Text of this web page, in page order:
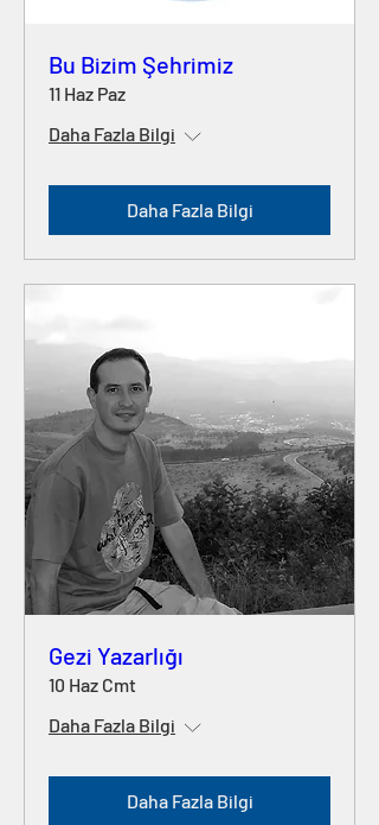
Bu Bizim Şehrimiz
11 Haz Paz
Daha Fazla Bilgi
Daha Fazla Bilgi
Gezi Yazarlığı
10 Haz Cmt
Daha Fazla Bilgi
Daha Fazla Bilgi